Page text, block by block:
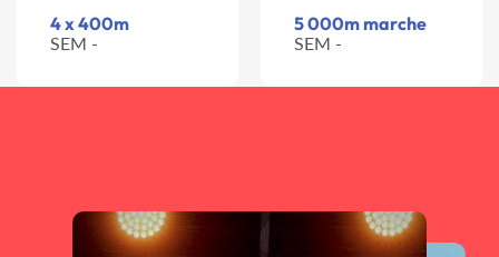
4 x 400m
SEM -
5 000m marche
SEM -